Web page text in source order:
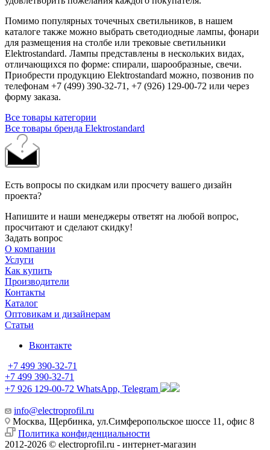
Помимо популярных точечных светильников, в нашем
каталоге также можно выбрать светодиодные лампы, фонари
для размещения на столбе или трековые светильники
Elektrostandard. Лампы представлены в нескольких видах,
отличающихся по форме: спирали, шарообразные, свечи.
Приобрести продукцию Elektrostandard можно, позвонив по
телефонам +7 (499) 390-32-71, +7 (926) 129-00-72 или через
форму заказа.
Все товары категории
Все товары бренда Elektrostandard
Есть вопросы по скидкам или просчету вашего дизайн
проекта?
Напишите и наши менеджеры ответят на любой вопрос,
просчитают и сделают скидку!
Задать вопрос
О компании
Услуги
Как купить
Производители
Контакты
Каталог
Оптовикам и дизайнерам
Статьи
Вконтакте
+7 499 390-32-71
+7 499 390-32-71
+7 926 129-00-72 WhatsApp, Telegram
info@electroprofil.ru
Москва, Щербинка, ул.Симферопольское шоссе 11, офис 8
Политика конфиденциальности
2012-2026 © electroprofil.ru - интернет-магазин